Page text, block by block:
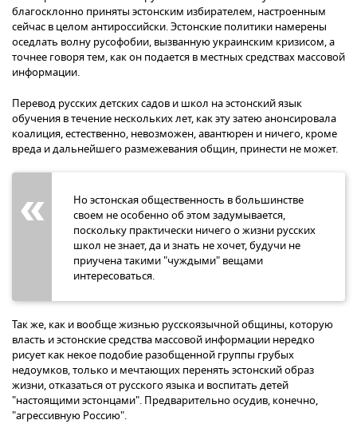
благосклонно приняты эстонским избирателем, настроенным
сейчас в целом антироссийски. Эстонские политики намерены
оседлать волну русофобии, вызванную украинским кризисом, а
точнее говоря тем, как он подается в местных средствах массовой
информации.
Перевод русских детских садов и школ на эстонский язык
обучения в течение нескольких лет, как эту затею анонсировала
коалиция, естественно, невозможен, авантюрен и ничего, кроме
вреда и дальнейшего размежевания общин, принести не может.
Но эстонская общественность в большинстве
своем не особенно об этом задумывается,
поскольку практически ничего о жизни русских
школ не знает, да и знать не хочет, будучи не
приучена такими "чуждыми" вещами
интересоваться.
Так же, как и вообще жизнью русскоязычной общины, которую
власть и эстонские средства массовой информации нередко
рисует как некое подобие разобщенной группы грубых
недоумков, только и мечтающих перенять эстонский образ
жизни, отказаться от русского языка и воспитать детей
"настоящими эстонцами". Предварительно осудив, конечно,
"агрессивную Россию".